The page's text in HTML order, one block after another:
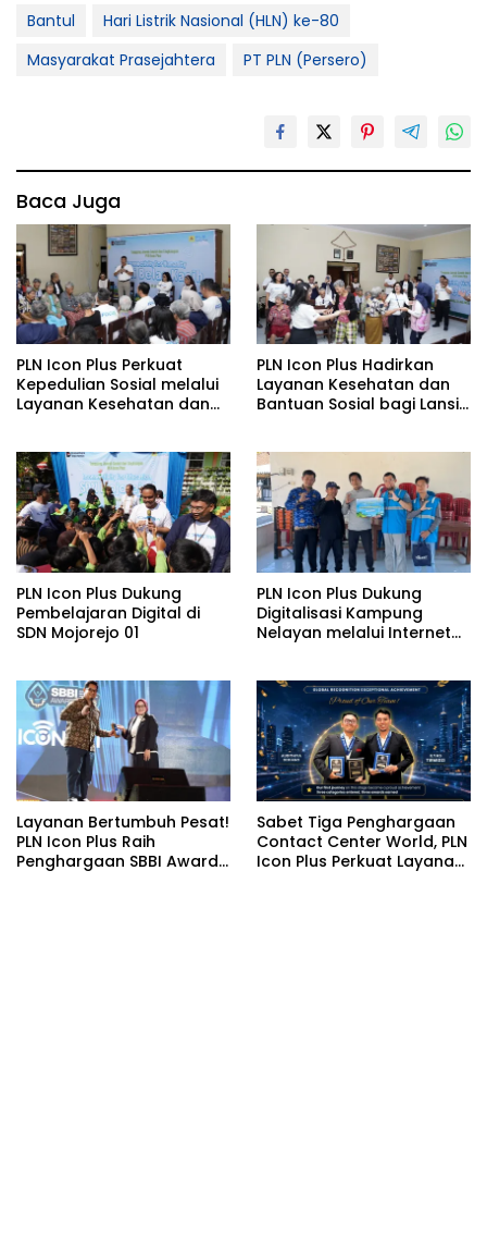
Bantul
Hari Listrik Nasional (HLN) ke-80
Masyarakat Prasejahtera
PT PLN (Persero)
Baca Juga
PLN Icon Plus Perkuat
Kepedulian Sosial melalui
Layanan Kesehatan dan
PLN Icon Plus Hadirkan
Layanan Kesehatan dan
Bantuan Sosial bagi Lansia
PLN Icon Plus Dukung
Pembelajaran Digital di
SDN Mojorejo 01
PLN Icon Plus Dukung
Digitalisasi Kampung
Nelayan melalui Internet
Layanan Bertumbuh Pesat!
PLN Icon Plus Raih
Penghargaan SBBI Awards
Sabet Tiga Penghargaan
Contact Center World, PLN
Icon Plus Perkuat Layanan